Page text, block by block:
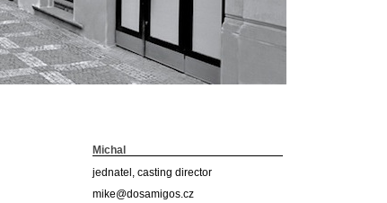
Michal
jednatel, casting director
mike@dosamigos.cz